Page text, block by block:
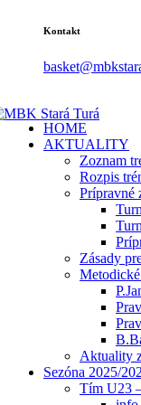
Kontakt
HOME
AKTUALITY
Zoznam
Rozpis
Prípravné
Zásady
Aktuality
Sezóna 2025/
Tím U23